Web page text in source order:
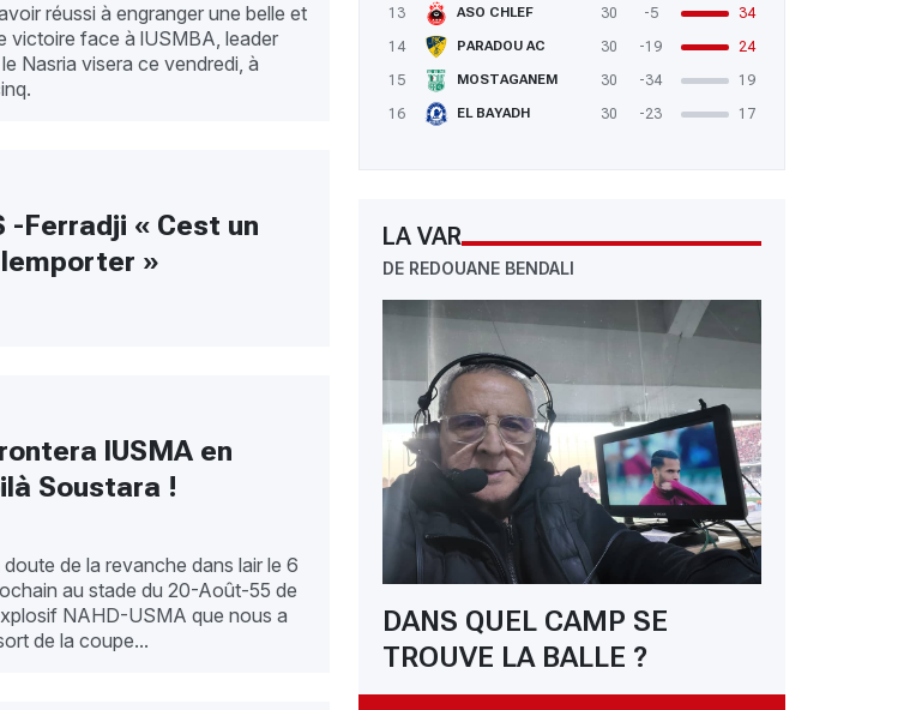
13
ASO CHLEF 30 -5
34
14
PARADOU AC 30 -19
24
15
MOSTAGANEM 30 -34
19
16
EL BAYADH 30 -23 17
LA VAR
DE REDOUANE BENDALI
DANS QUEL CAMP SE
TROUVE LA BALLE ?
réussi à engranger une belle et
victoire face à lUSMBA, leader
Nasria visera ce vendredi, à
-Ferradji « Cest un
»
lUSMA en
Soustara !
de la revanche dans lair le 6
au stade du 20-Août-55 de
NAHD-USMA que nous a
de la coupe...